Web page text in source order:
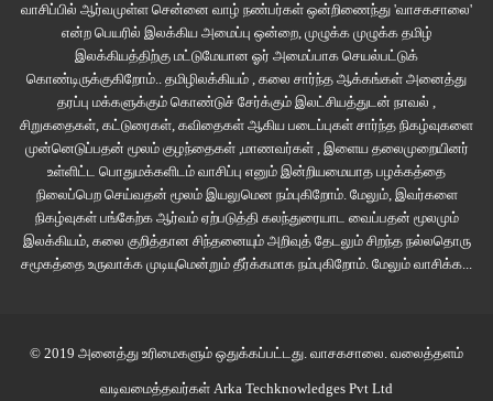
வாசிப்பில் ஆர்வமுள்ள சென்னை வாழ் நண்பர்கள் ஒன்றிணைந்து 'வாசகசாலை'
என்ற பெயரில் இலக்கிய அமைப்பு ஒன்றை, முழுக்க முழுக்க தமிழ்
இலக்கியத்திற்கு மட்டுமேயான ஓர் அமைப்பாக செயல்பட்டுக்
கொண்டிருக்குகிறோம்.. தமிழிலக்கியம் , கலை சார்ந்த ஆக்கங்கள் அனைத்து
தரப்பு மக்களுக்கும் கொண்டுச் சேர்க்கும் இலட்சியத்துடன் நாவல் ,
சிறுகதைகள், கட்டுரைகள், கவிதைகள் ஆகிய படைப்புகள் சார்ந்த நிகழ்வுகளை
முன்னெடுப்பதன் மூலம் குழந்தைகள் ,மாணவர்கள் , இளைய தலைமுறையினர்
உள்ளிட்ட பொதுமக்களிடம் வாசிப்பு எனும் இன்றியமையாத பழக்கத்தை
நிலைப்பெற செய்வதன் மூலம் இயலுமென நம்புகிறோம். மேலும், இவர்களை
நிகழ்வுகள் பங்கேற்க ஆர்வம் ஏற்படுத்தி கலந்துரையாட வைப்பதன் மூலமும்
இலக்கியம், கலை குறித்தான சிந்தனையும் அறிவுத் தேடலும் சிறந்த நல்லதொரு
சமூகத்தை உருவாக்க முடியுமென்றும் தீர்க்கமாக நம்புகிறோம். மேலும் வாசிக்க...
© 2019 அனைத்து உரிமைகளும் ஒதுக்கப்பட்டது. வாசகசாலை. வலைத்தளம்
வடிவமைத்தவர்கள் Arka Techknowledges Pvt Ltd